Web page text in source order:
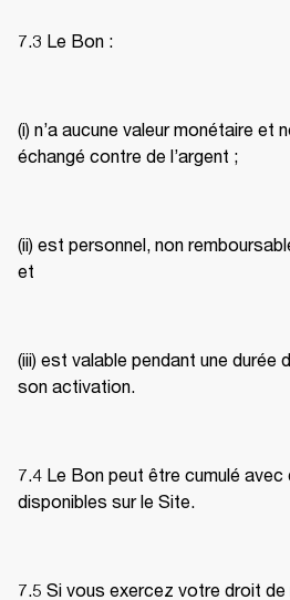
7.3 Le Bon :
(i) n’a aucune valeur monétaire et
échangé contre de l’argent ;
(ii) est personnel, non
et
(iii) est valable pendant une durée
son activation.
7.4 Le Bon peut être cumulé avec
disponibles sur le Site.
7.5 Si vous exercez votre droit